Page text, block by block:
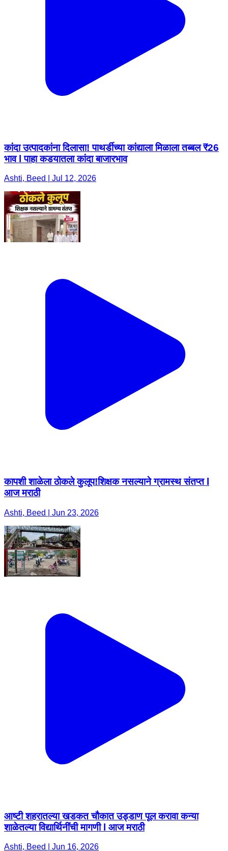
कांदा उत्पादकांना दिलासा! पाथर्डीच्या कांद्याला मिळाला तब्बल ₹26
भाव l पाहा कडयातला कांदा बाजारभाव
Ashti, Beed | Jul 12, 2026
कापशी शाळेला ठोकले कुलूप!शिक्षक नसल्याने ग्रामस्थ संतप्त l
आज मराठी
Ashti, Beed | Jun 23, 2026
आष्टी शहरातल्या खडकत चौकात उड्डाण पूल करावा कन्या
शाळेतल्या विद्यार्थिनींची मागणी l आज मराठी
Ashti, Beed | Jun 16, 2026